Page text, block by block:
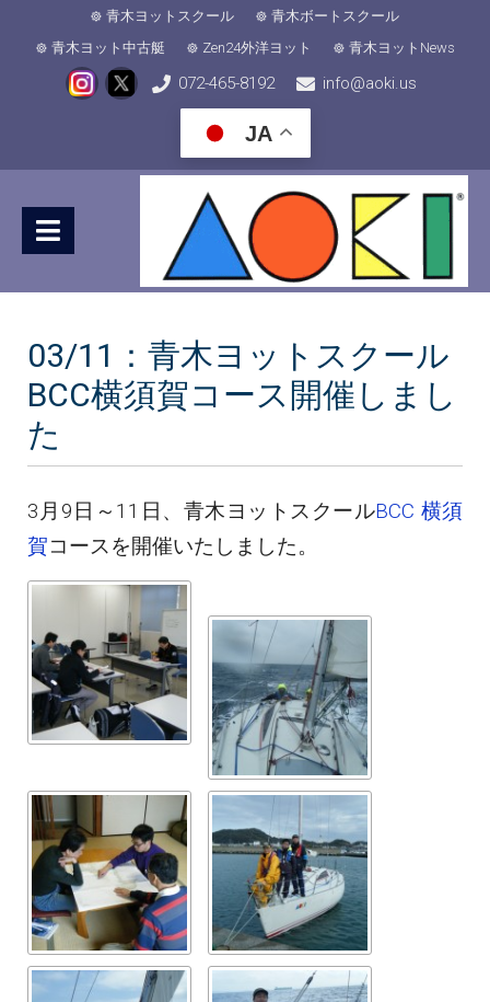
青木ヨットスクール
青木ボートスクール
青木ヨット中古艇
Zen24外洋ヨット 青木ヨットNews
072-465-8192 info@aoki.us
JA
03/11：青木ヨットスクール
BCC横須賀コース開催しまし
た
3月9日～11日、青木ヨットスクールBCC 横須
賀コースを開催いたしました。